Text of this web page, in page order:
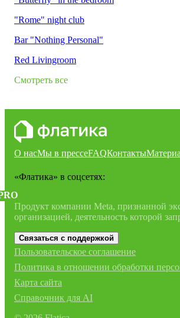
"Rome" night club
Bar "Nothing Personal"
Red Livingroom
Смотреть все
О насМы в прессеFAQКонтакты
«Флатика» в соцсетях:
Продукт компании Meta, признанной
организацией, деятельность которой
Связаться с поддержкой
Пользовательское соглашение
Политика в отношении обработки
Карта сайта
Справочник для AI